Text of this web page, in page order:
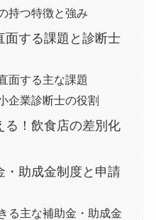
持つ特徴と強み
面する課題と診断士
面する主な課題
企業診断士の役割
る！飲食店の差別化
・助成金制度と申請
る主な補助金・助成金